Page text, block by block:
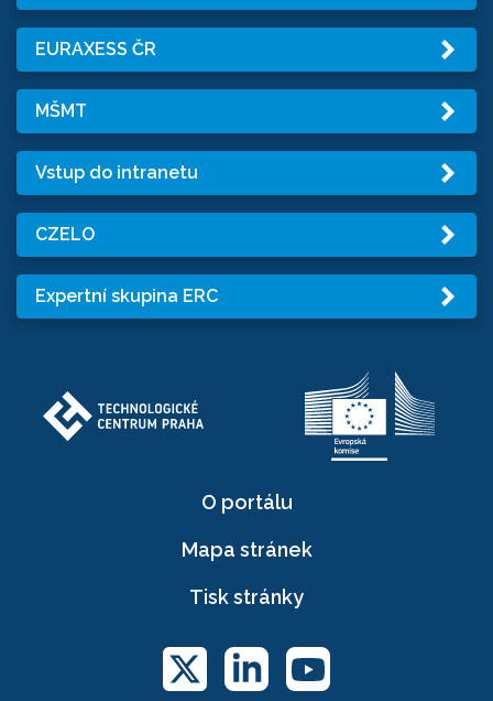
EURAXESS ČR
MŠMT
Vstup do intranetu
CZELO
Expertní skupina ERC
O portálu
Mapa stránek
Tisk stránky